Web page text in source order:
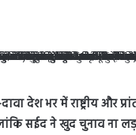
देश भर में राष्ट्रीय और
सईद ने खुद चुनाव ना